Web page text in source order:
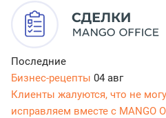
Последние
Бизнес-рецепты 04 авг
Клиенты жалуются, что не
исправляем вместе с MANGO